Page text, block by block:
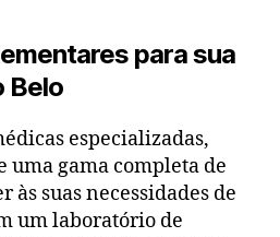
para sua
Belo
especializadas,
uma gama completa de
às suas necessidades de
um laboratório de